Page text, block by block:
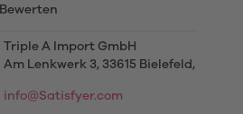
Bewerten
Triple A Import GmbH
Am Lenkwerk 3, 33615 Bielefeld,
info@Satisfyer.com